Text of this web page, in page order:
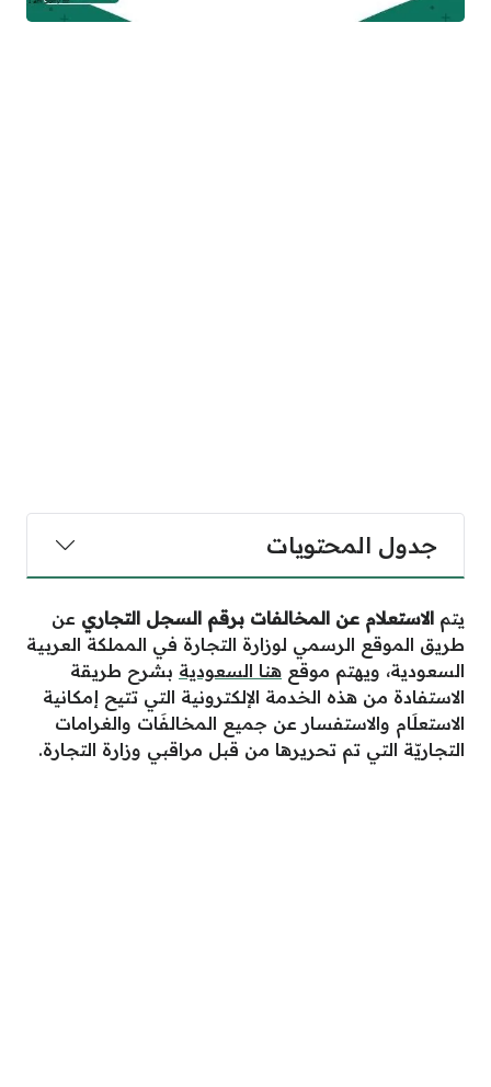
جدول المحتويات
يتم الاستعلام عن المخالفات برقم السجل التجاري عن
طريق الموقع الرسمي لوزارة التجارة في المملكة العربية
السعودية، ويهتم موقع هنا السعودية بشرح طريقة
الاستفادة من هذه الخدمة الإلكترونية التي تتيح إمكانية
الاستعلَام والاستفسار عن جميع المخالفَات والغرامات
التجاريّة التي تم تحريرها من قبل مراقبي وزارة التجارة.